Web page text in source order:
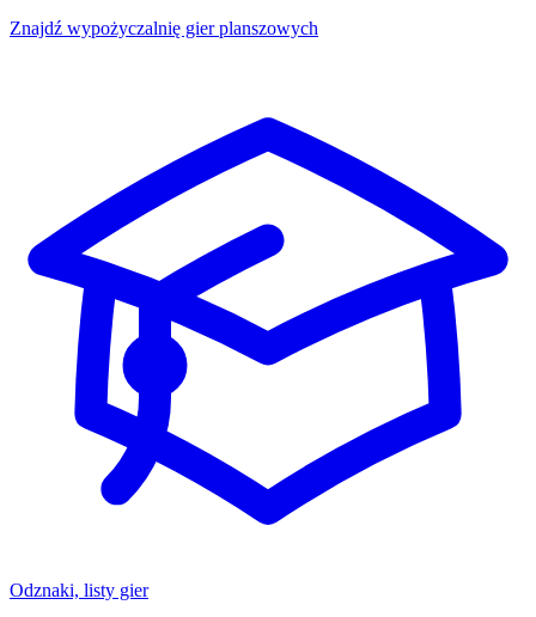
Znajdź wypożyczalnię gier planszowych
Odznaki, listy gier